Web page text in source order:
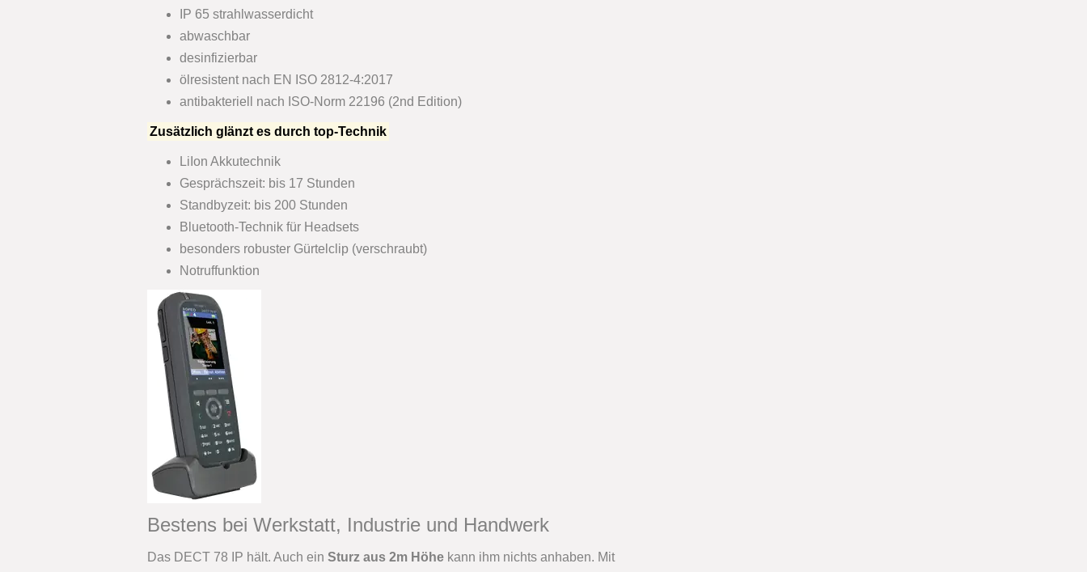
IP 65 strahlwasserdicht
abwaschbar
desinfizierbar
ölresistent nach EN ISO 2812-4:2017
antibakteriell nach ISO-Norm 22196 (2nd Edition)
Zusätzlich glänzt es durch top-Technik
LiIon Akkutechnik
Gesprächszeit: bis 17 Stunden
Standbyzeit: bis 200 Stunden
Bluetooth-Technik für Headsets
besonders robuster Gürtelclip (verschraubt)
Notruffunktion
Bestens bei Werkstatt, Industrie und Handwerk
Das DECT 78 IP hält. Auch ein Sturz aus 2m Höhe kann ihm nichts anhaben. Mit